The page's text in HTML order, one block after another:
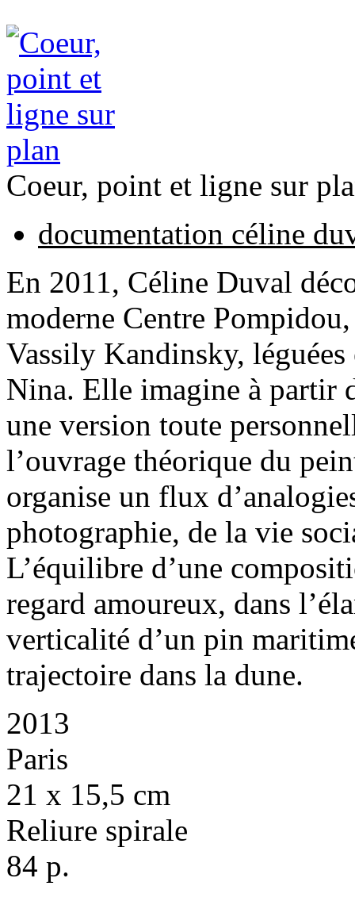
Coeur, point et ligne sur
documentation céline
En 2011, Céline Duval
moderne Centre
Vassily Kandinsky,
Nina. Elle imagine à partir
une version toute
l’ouvrage théorique du
organise un flux
photographie, de la vie
L’équilibre d’une
regard amoureux, dans
verticalité d’un pin
trajectoire dans la dune.
2013
Paris
21 x 15,5 cm
Reliure spirale
84 p.